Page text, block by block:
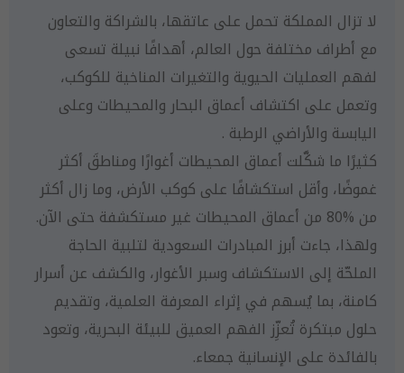
لا تزال المملكة تحمل على عاتقها، بالشراكة والتعاون
مع أطراف مختلفة حول العالم، أهدافًا نبيلة تسعى
لفهم العمليات الحيوية والتغيرات المناخية للكوكب،
وتعمل على اكتشاف أعماق البحار والمحيطات وعلى
اليابسة والأراضي الرطبة .
كثيرًا ما شكَّلت أعماق المحيطات أغوارًا ومناطقَ أكثر
غموضًا، وأقل استكشافًا على كوكب الأرض، وما زال أكثر
من %80 من أعماق المحيطات غير مستكشفة حتى الآن.
ولهذا، جاءت أبرز المبادرات السعودية لتلبية الحاجة
الملحّة إلى الاستكشاف وسبر الأغوار، والكشف عن أسرار
كامنة، بما يُسهم في إثراء المعرفة العلمية، وتقديم
حلول مبتكرة تُعزِّز الفهم العميق للبيئة البحرية، وتعود
بالفائدة على الإنسانية جمعاء.